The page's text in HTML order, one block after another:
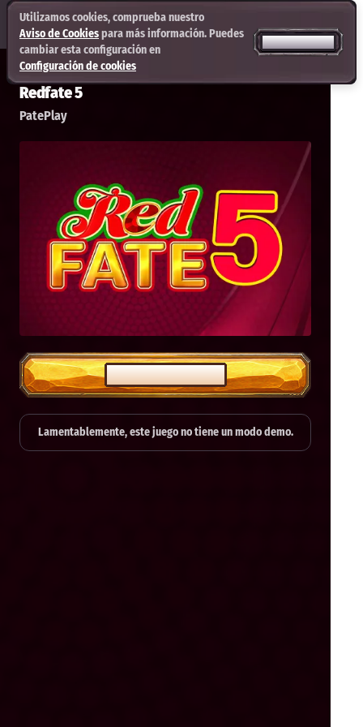
Redfate 5
PatePlay
JUEGA DE VERDAD
Lamentablemente, este juego no tiene un modo demo.
Utilizamos cookies, comprueba nuestro
Aviso de Cookiespara más información. Puedes
cambiar esta configuración en
Configuración de cookies
ACEPTAR TODO